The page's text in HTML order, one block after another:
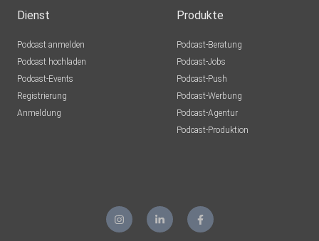
Dienst
Podcast anmelden
Podcast hochladen
Podcast-Events
Registrierung
Anmeldung
Produkte
Podcast-Beratung
Podcast-Jobs
Podcast-Push
Podcast-Werbung
Podcast-Agentur
Podcast-Produktion